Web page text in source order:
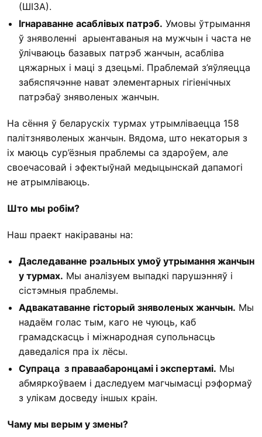
(ШІЗА).
Ігнараванне асаблівых патрэб. Умовы ўтрымання
ў зняволенні арыентаваныя на мужчын і часта не
ўлічваюць базавых патрэб жанчын, асабліва
цяжарных і маці з дзецьмі. Праблемай з’яўляецца
забяспячэнне нават элементарных гігіенічных
патрэбаў зняволеных жанчын.
На сёння ў беларускіх турмах утрымліваецца 158
палітзняволеных жанчын. Вядома, што некаторыя з
іх маюць сур’ёзныя праблемы са здароўем, але
своечасовай і эфектыўнай медыцынскай дапамогі
не атрымліваюць.
Што мы робім?
Наш праект накіраваны на:
Даследаванне рэальных умоў утрымання жанчын
у турмах. Мы аналізуем выпадкі парушэнняў і
сістэмныя праблемы.
Адвакатаванне гісторый зняволеных жанчын. Мы
надаём голас тым, каго не чуюць, каб
грамадскасць і міжнародная супольнасць
даведаліся пра іх лёсы.
Супраца з праваабаронцамі і экспертамі. Мы
абмяркоўваем і даследуем магчымасці рэформаў
з улікам досведу іншых краін.
Чаму мы верым у змены?